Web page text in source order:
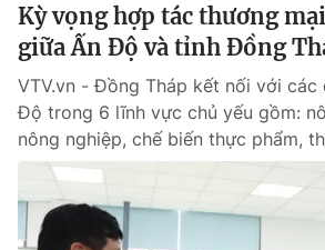
Phó Tổng Biên tập: Nguyễn Thị Mỹ Hạnh,
Nguyễn Trọng Ninh
Tổng đài VTV:
024.38 355 931 - 024.38
Ðiện thoại Thời báo VTV:024.66 897 897
Email: toasoan@vtv.vn
Liên hệ quảng cáo:024-7300.7108
Kỳ vọng hợp tác thương
giữa Ấn Độ và tỉnh Đồng
VTV.vn - Đồng Tháp kết nối với các
Độ trong 6 lĩnh vực chủ yếu gồm:
nông nghiệp, chế biến thực phẩm,